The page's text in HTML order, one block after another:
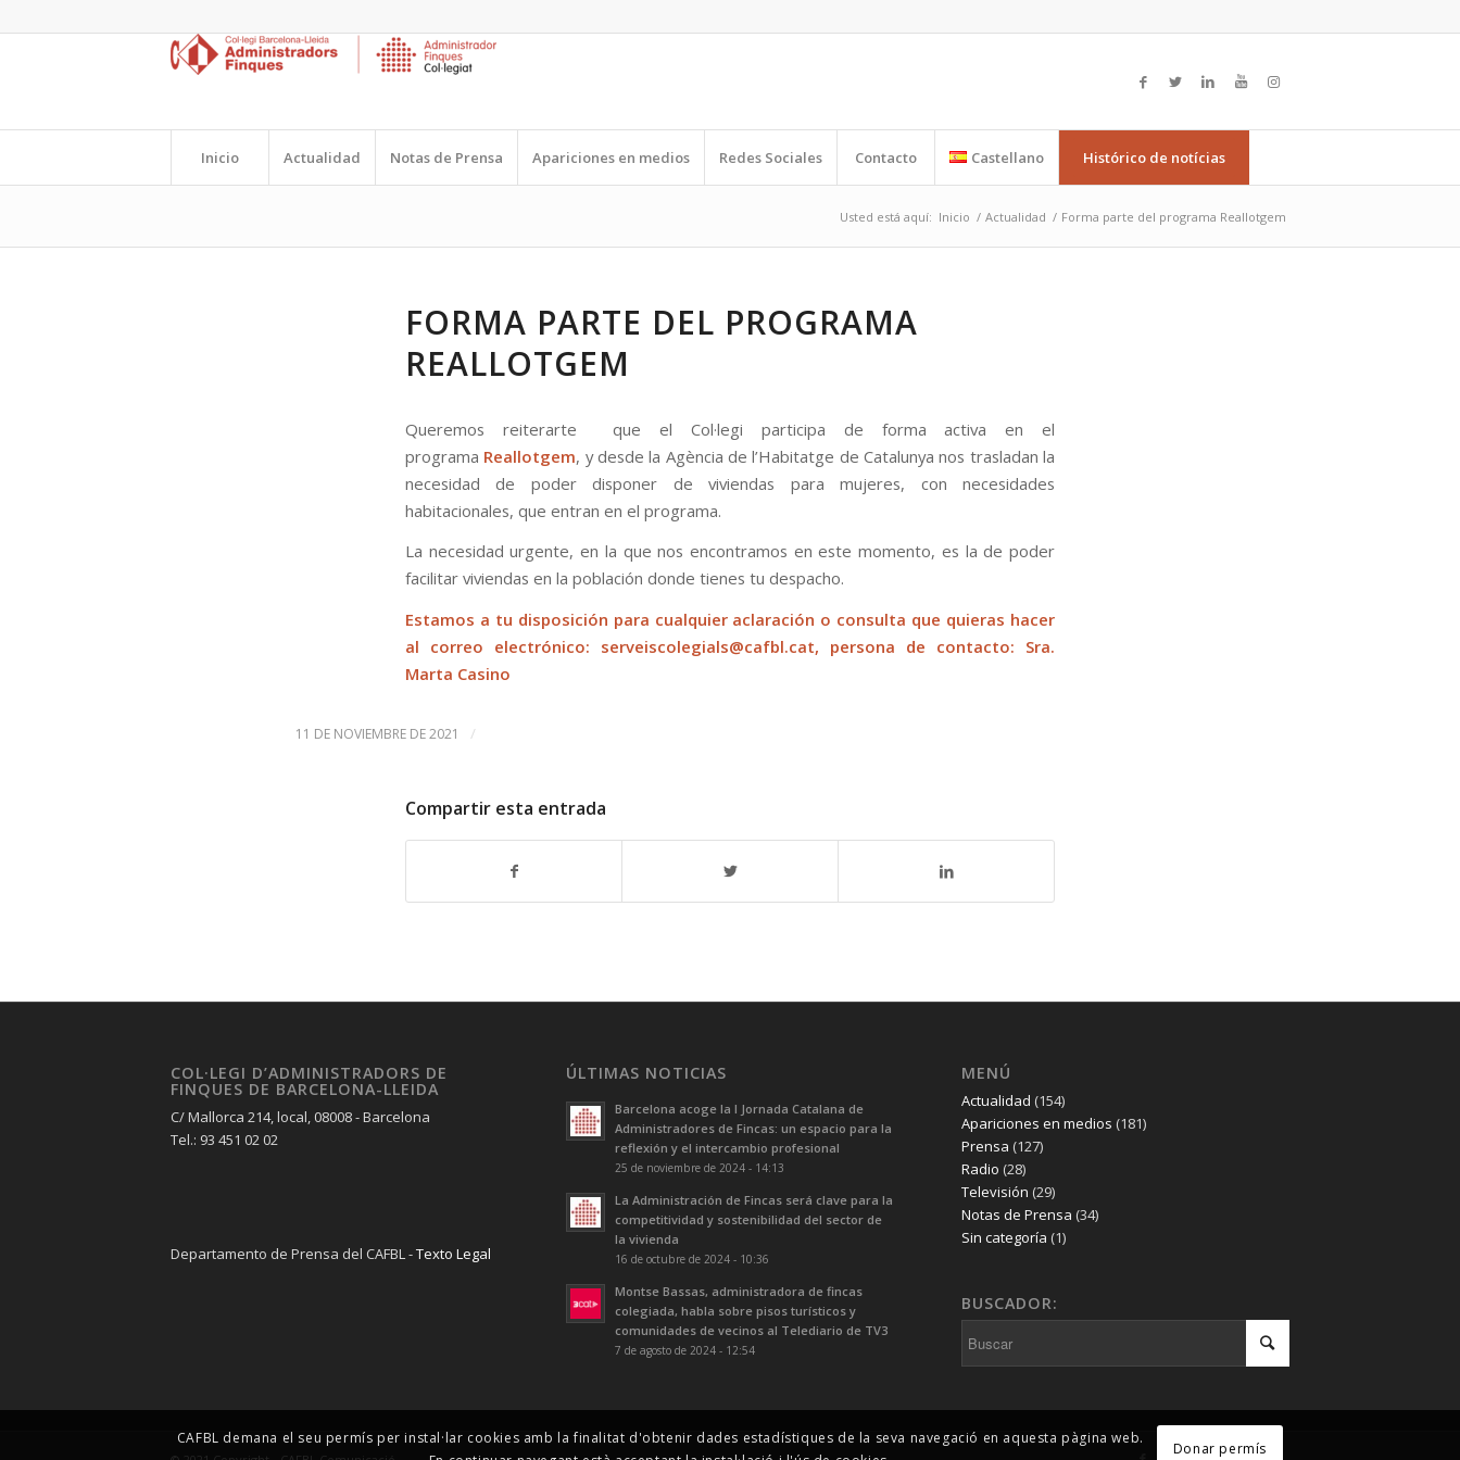
Inicio Actualidad Notas de Prensa Apariciones en medios Redes Sociales Contacto Castellano Histórico de notícias
Usted está aquí: Inicio / Actualidad / Forma parte del programa Reallotgem
FORMA PARTE DEL PROGRAMA
REALLOTGEM
Queremos reiterarte que el Col·legi participa de forma activa en el
programa Reallotgem, y desde la Agència de l’Habitatge de Catalunya nos trasladan la
necesidad de poder disponer de viviendas para mujeres, con necesidades
habitacionales, que entran en el programa.
La necesidad urgente, en la que nos encontramos en este momento, es la de poder
facilitar viviendas en la población donde tienes tu despacho.
Estamos a tu disposición para cualquier aclaración o consulta que quieras hacer
al correo electrónico: serveiscolegials@cafbl.cat, persona de contacto: Sra.
Marta Casino
11 DE NOVIEMBRE DE 2021 /
Compartir esta entrada
COL·LEGI D’ADMINISTRADORS DE
FINQUES DE BARCELONA-LLEIDA
C/ Mallorca 214, local, 08008 - Barcelona
Tel.: 93 451 02 02
Departamento de Prensa del CAFBL -Texto Legal
ÚLTIMAS NOTICIAS
Barcelona acoge la I Jornada Catalana de
Administradores de Fincas: un espacio para la
reflexión y el intercambio profesional
25 de noviembre de 2024 - 14:13
La Administración de Fincas será clave para la
competitividad y sostenibilidad del sector de
la vivienda
16 de octubre de 2024 - 10:36
Montse Bassas, administradora de fincas
colegiada, habla sobre pisos turísticos y
comunidades de vecinos al Telediario de TV3
7 de agosto de 2024 - 12:54
MENÚ
Actualidad (154)
Apariciones en medios (181)
Prensa (127)
Radio (28)
Televisión (29)
Notas de Prensa (34)
Sin categoría (1)
BUSCADOR:
CAFBL demana el seu permís per instal·lar cookies amb la finalitat d'obtenir dades estadístiques de la seva navegació en aquesta pàgina web.
Donar permís